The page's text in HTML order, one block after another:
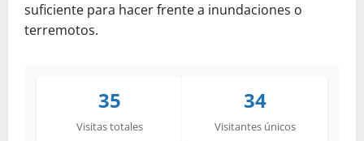
suficiente para hacer frente a inundaciones o
terremotos.
35
Visitas totales
34
Visitantes únicos